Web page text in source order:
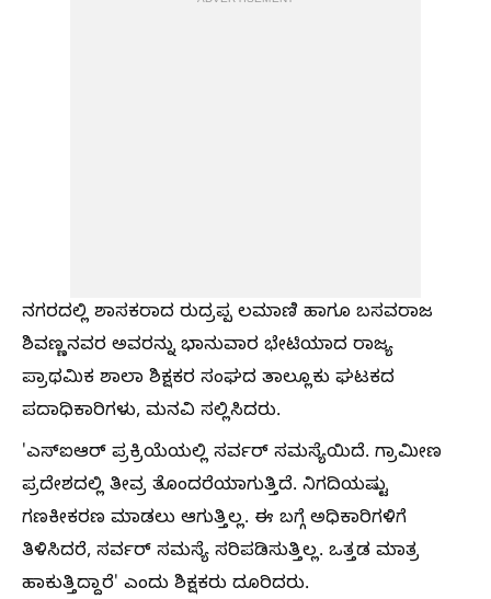
ನಗರದಲ್ಲಿ ಶಾಸಕರಾದ ರುದ್ರಪ್ಪ ಲಮಾಣಿ ಹಾಗೂ ಬಸವರಾಜ
ಶಿವಣ್ಣನವರ ಅವರನ್ನು ಭಾನುವಾರ ಭೇಟಿಯಾದ ರಾಜ್ಯ
ಪ್ರಾಥಮಿಕ ಶಾಲಾ ಶಿಕ್ಷಕರ ಸಂಘದ ತಾಲ್ಲೂಕು ಘಟಕದ
ಪದಾಧಿಕಾರಿಗಳು, ಮನವಿ ಸಲ್ಲಿಸಿದರು.
'ಎಸ್‌ಐಆರ್‌ ಪ್ರಕ್ರಿಯೆಯಲ್ಲಿ ಸರ್ವರ್ ಸಮಸ್ಯೆಯಿದೆ. ಗ್ರಾಮೀಣ
ಪ್ರದೇಶದಲ್ಲಿ ತೀವ್ರ ತೊಂದರೆಯಾಗುತ್ತಿದೆ. ನಿಗದಿಯಷ್ಟು
ಗಣಕೀಕರಣ ಮಾಡಲು ಆಗುತ್ತಿಲ್ಲ. ಈ ಬಗ್ಗೆ ಅಧಿಕಾರಿಗಳಿಗೆ
ತಿಳಿಸಿದರೆ, ಸರ್ವರ್ ಸಮಸ್ಯೆ ಸರಿಪಡಿಸುತ್ತಿಲ್ಲ. ಒತ್ತಡ ಮಾತ್ರ
ಹಾಕುತ್ತಿದ್ದಾರೆ' ಎಂದು ಶಿಕ್ಷಕರು ದೂರಿದರು.